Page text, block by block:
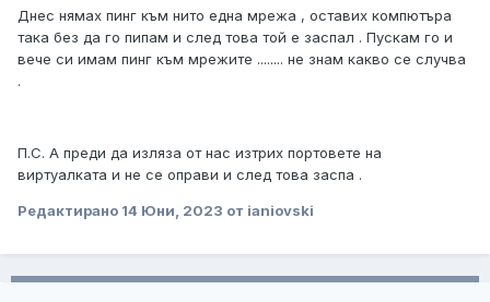
Днес нямах пинг към нито една мрежа , оставих компютъра
така без да го пипам и след това той е заспал . Пускам го и
вече си имам пинг към мрежите ........ не знам какво се случва
.
П.С. А преди да изляза от нас изтрих портовете на
виртуалката и не се оправи и след това заспа .
Редактирано 14 Юни, 2023 от ianiovski